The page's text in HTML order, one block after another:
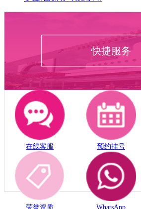
温馨提示
爱康健齿科打造粤港澳大湾区口腔连
问诊/就诊一站式服务， 点击在线咨询
务， 我们将对您提出的问题作出专业
电话：0755-61302632
在线客服
爱康健齿科热门项目
爱康健齿科热门项
数字种植美学矫牙 儿童牙科 洗牙
疗美学修复 牙周专科 拔牙价格
牙
相关阅读